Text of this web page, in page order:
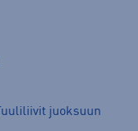
Tuuliliivit juoksuun